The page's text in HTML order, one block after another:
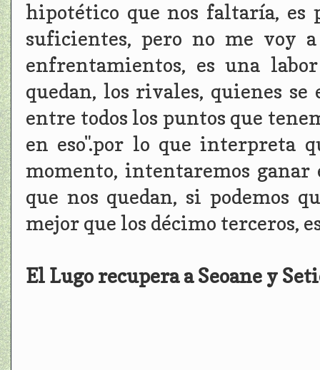
hipotético que nos faltaría, es
suficientes, pero no me voy
enfrentamientos, es una
quedan, los rivales, quienes
entre todos los puntos que
en eso".por lo que interpreta
momento, intentaremos
que nos quedan, si podemos
mejor que los décimo terceros,
El Lugo recupera a Seoane y